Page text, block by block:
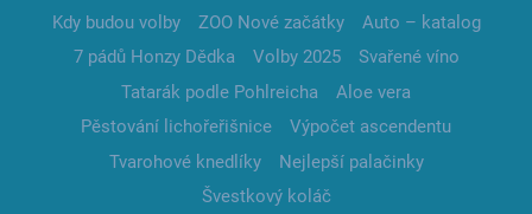
Kdy budou volby
ZOO Nové začátky
Auto – katalog
7 pádů Honzy Dědka
Volby 2025
Svařené víno
Tatarák podle Pohlreicha
Aloe vera
Pěstování lichořeřišnice
Výpočet ascendentu
Tvarohové knedlíky
Nejlepší palačinky
Švestkový koláč